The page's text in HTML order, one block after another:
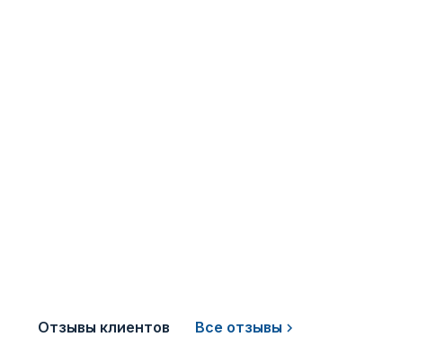
Отзывы клиентов Все отзывы